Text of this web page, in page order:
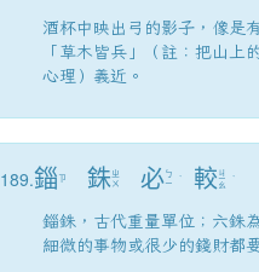
酒杯中映出弓的影子，像是
「草木皆兵」（註：把山
心理）義近。
189.錙 ㄗ 銖 ㄓ
ㄨ
必 ㄅ
ㄧ
ˋ 較 ㄐ
ㄧ
ㄠ
ˋ
錙銖，古代重量單位；六銖
細微的事物或很少的錢財都